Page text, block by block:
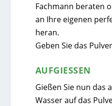
Fachmann beraten
an Ihre eigenen
heran.
Geben Sie das
AUFGIESSEN
Gießen Sie nun das
Wasser auf das